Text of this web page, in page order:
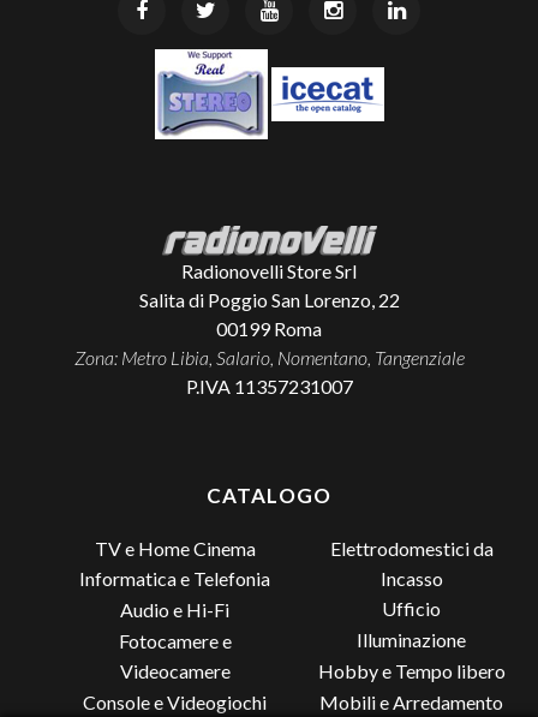
Radionovelli Store Srl
Salita di Poggio San Lorenzo, 22
00199 Roma
Zona: Metro Libia, Salario, Nomentano, Tangenziale
P.IVA 11357231007
CATALOGO
TV e Home Cinema
Informatica e Telefonia
Audio e Hi-Fi
Fotocamere e
Videocamere
Console e Videogiochi
Elettrodomestici da
Incasso
Ufficio
Illuminazione
Hobby e Tempo libero
Mobili e Arredamento